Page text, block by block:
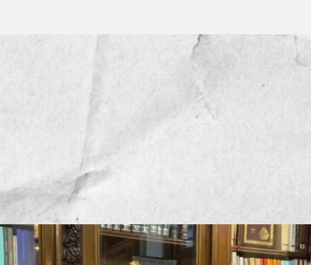
disculpa a Javier
Activado 18